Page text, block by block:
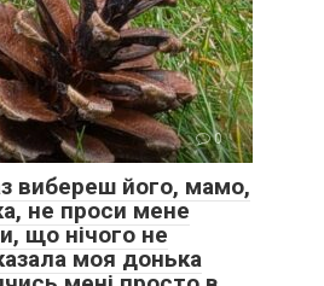
0
вибереш його, мамо,
не проси мене
що нічого не
моя донька